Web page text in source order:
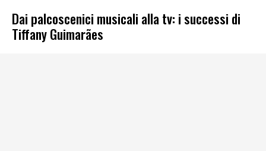
Dai palcoscenici musicali alla tv: i successi di
Tiffany Guimarães